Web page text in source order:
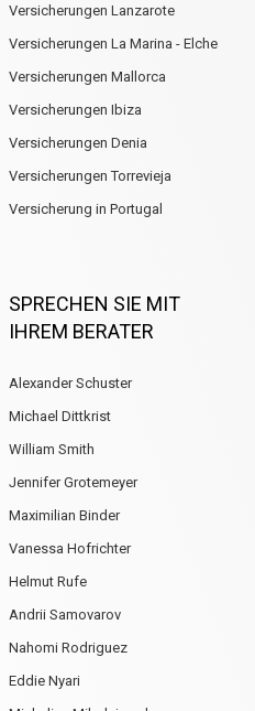
Versicherungen Lanzarote
Versicherungen La Marina - Elche
Versicherungen Mallorca
Versicherungen Ibiza
Versicherungen Denia
Versicherungen Torrevieja
Versicherung in Portugal
SPRECHEN SIE MIT
IHREM BERATER
Alexander Schuster
Michael Dittkrist
William Smith
Jennifer Grotemeyer
Maximilian Binder
Vanessa Hofrichter
Helmut Rufe
Andrii Samovarov
Nahomi Rodriguez
Eddie Nyari